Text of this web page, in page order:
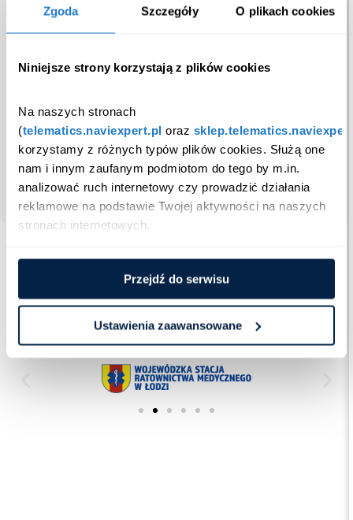
Zgoda Szczegóły O plikach cookies
Niniejsze strony korzystają z plików cookies
Na naszych stronach
(telematics.naviexpert.pl oraz
korzystamy z różnych typów plików cookies. Służą one
nam i innym zaufanym podmiotom do tego by m.in.
analizować ruch internetowy czy prowadzić działania
reklamowe na podstawie Twojej aktywności na naszych
stronach internetowych.
Przejdź do serwisu
Ustawienia zaawansowane